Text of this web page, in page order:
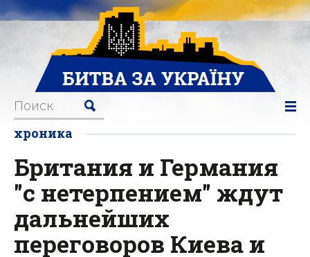
хроника
Британия и Германия
"с нетерпением" ждут
дальнейших
переговоров Киева и